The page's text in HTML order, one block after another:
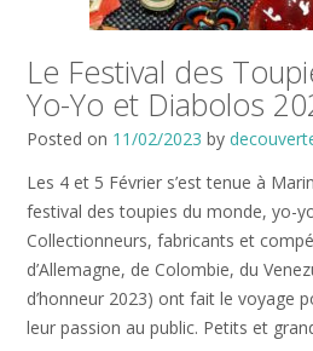
Le Festival des
Yo-Yo et Diabolos
Posted on 11/02/2023 by
Les 4 et 5 Février s’est tenue à
festival des toupies du monde, yo-
Collectionneurs, fabricants et
d’Allemagne, de Colombie, du
d’honneur 2023) ont fait le voyage
leur passion au public. Petits et